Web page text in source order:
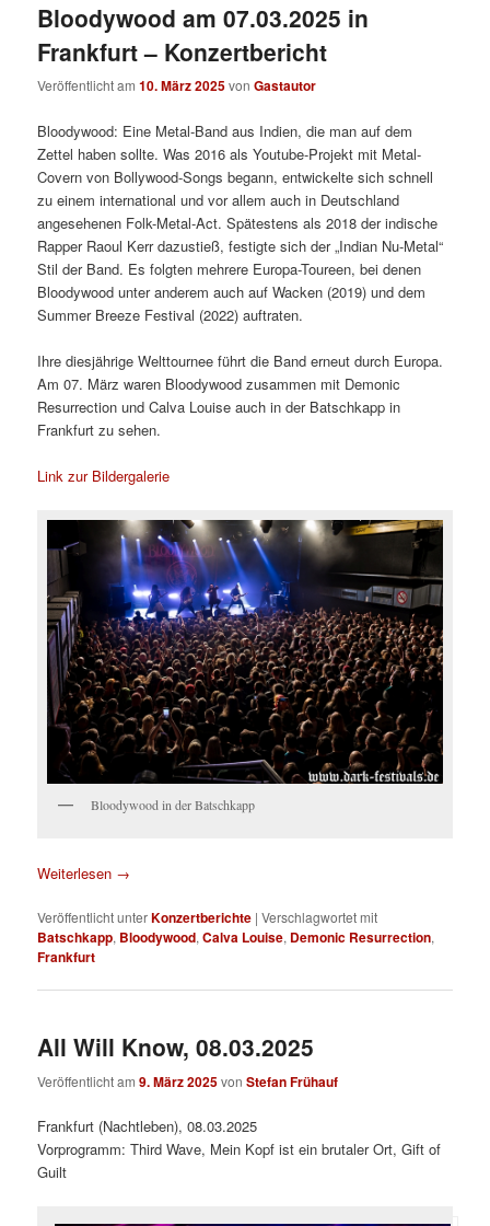
Bloodywood am 07.03.2025 in
Frankfurt – Konzertbericht
Veröffentlicht am10. März 2025vonGastautor
Bloodywood: Eine Metal-Band aus Indien, die man auf dem
Zettel haben sollte. Was 2016 als Youtube-Projekt mit Metal-
Covern von Bollywood-Songs begann, entwickelte sich schnell
zu einem international und vor allem auch in Deutschland
angesehenen Folk-Metal-Act. Spätestens als 2018 der indische
Rapper Raoul Kerr dazustieß, festigte sich der „Indian Nu-Metal“
Stil der Band. Es folgten mehrere Europa-Toureen, bei denen
Bloodywood unter anderem auch auf Wacken (2019) und dem
Summer Breeze Festival (2022) auftraten.
Ihre diesjährige Welttournee führt die Band erneut durch Europa.
Am 07. März waren Bloodywood zusammen mit Demonic
Resurrection und Calva Louise auch in der Batschkapp in
Frankfurt zu sehen.
Link zur Bildergalerie
Bloodywood in der Batschkapp
Weiterlesen →
Veröffentlicht unterKonzertberichte |Verschlagwortet mit
Batschkapp, Bloodywood,Calva Louise, Demonic Resurrection,
Frankfurt
All Will Know, 08.03.2025
Veröffentlicht am9. März 2025vonStefan Frühauf
Frankfurt (Nachtleben), 08.03.2025
Vorprogramm: Third Wave, Mein Kopf ist ein brutaler Ort, Gift of
Guilt